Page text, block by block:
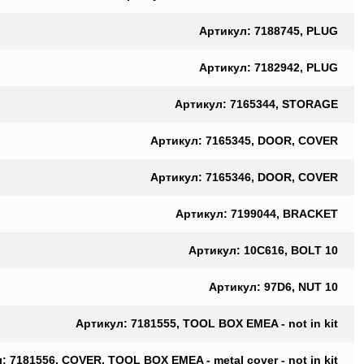
Артикул: 7188745, PLUG
Артикул: 7182942, PLUG
Артикул: 7165344, STORAGE
Артикул: 7165345, DOOR, COVER
Артикул: 7165346, DOOR, COVER
Артикул: 7199044, BRACKET
Артикул: 10C616, BOLT 10
Артикул: 97D6, NUT 10
Артикул: 7181555, TOOL BOX EMEA - not in kit
7181556, COVER, TOOL BOX EMEA - metal cover - not in kit